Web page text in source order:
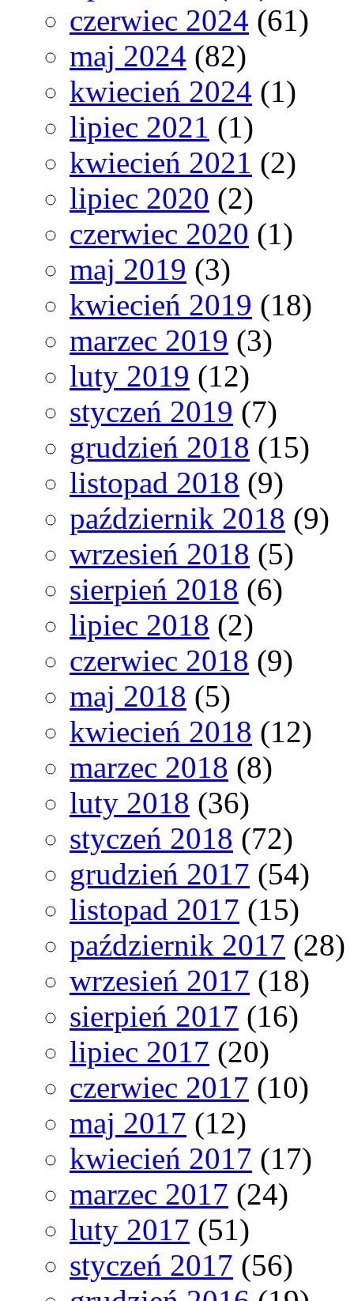
czerwiec 2024 (61)
maj 2024 (82)
kwiecień 2024 (1)
lipiec 2021 (1)
kwiecień 2021 (2)
lipiec 2020 (2)
czerwiec 2020 (1)
maj 2019 (3)
kwiecień 2019 (18)
marzec 2019 (3)
luty 2019 (12)
styczeń 2019 (7)
grudzień 2018 (15)
listopad 2018 (9)
październik 2018 (9)
wrzesień 2018 (5)
sierpień 2018 (6)
lipiec 2018 (2)
czerwiec 2018 (9)
maj 2018 (5)
kwiecień 2018 (12)
marzec 2018 (8)
luty 2018 (36)
styczeń 2018 (72)
grudzień 2017 (54)
listopad 2017 (15)
październik 2017 (28)
wrzesień 2017 (18)
sierpień 2017 (16)
lipiec 2017 (20)
czerwiec 2017 (10)
maj 2017 (12)
kwiecień 2017 (17)
marzec 2017 (24)
luty 2017 (51)
styczeń 2017 (56)